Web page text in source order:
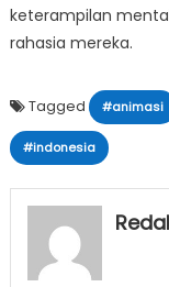
keterampilan
rahasia mereka.
Tagged #animasi
#indonesia